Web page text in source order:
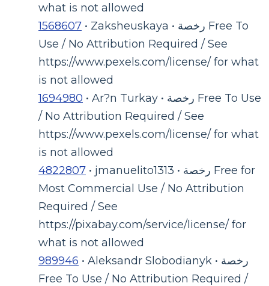
what is not allowed
1568607 • Zaksheuskaya • رخصة Free To
Use / No Attribution Required / See
https://www.pexels.com/license/ for what
is not allowed
1694980 • Ar?n Turkay • رخصة Free To Use
/ No Attribution Required / See
https://www.pexels.com/license/ for what
is not allowed
4822807 • jmanuelito1313 • رخصة Free for
Most Commercial Use / No Attribution
Required / See
https://pixabay.com/service/license/ for
what is not allowed
989946 • Aleksandr Slobodianyk • رخصة
Free To Use / No Attribution Required /